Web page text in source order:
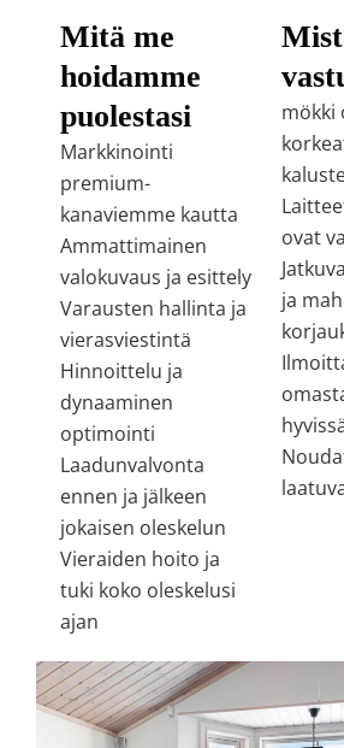
Mitä me
hoidamme
puolestasi
Markkinointi
premium-
kanaviemme kautta
Ammattimainen
valokuvaus ja esittely
Varausten hallinta ja
vierasviestintä
Hinnoittelu ja
dynaaminen
optimointi
Laadunvalvonta
ennen ja jälkeen
jokaisen oleskelun
Vieraiden hoito ja
tuki koko oleskelusi
ajan
mökki
ovat
ja